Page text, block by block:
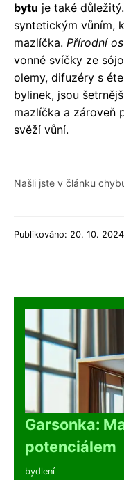
bytu je také
syntetickým vůním,
mazlíčka. Přírodní
vonné svíčky ze
olemy, difuzéry s
bylinek, jsou
mazlíčka a zároveň
svěží vůní.
Našli jste v článku
Publikováno: 20. 10. 2024
Garsonka:
potenciálem
bydlení